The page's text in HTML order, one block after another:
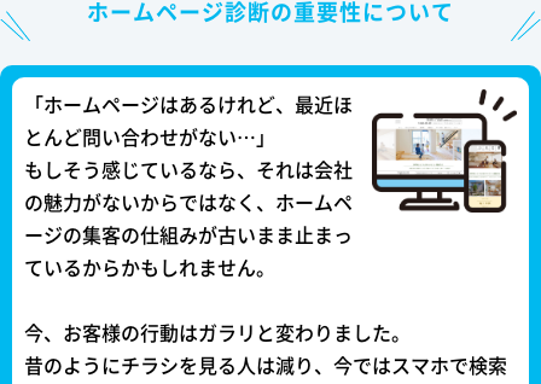
ホームページ診断の重要性について
「ホームページはあるけれど、最近ほ
とんど問い合わせがない…」
もしそう感じているなら、それは会社
の魅力がないからではなく、ホームペ
ージの集客の仕組みが古いまま止まっ
ているからかもしれません。
今、お客様の行動はガラリと変わりました。
昔のようにチラシを見る人は減り、今ではスマホで検索